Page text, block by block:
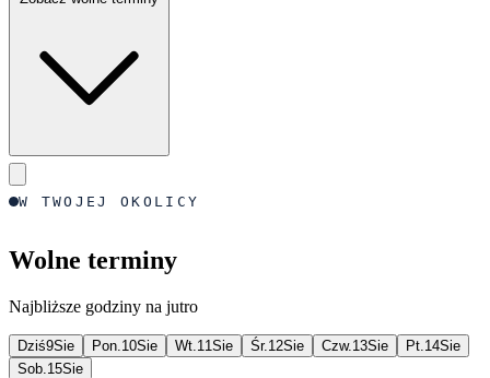
W TWOJEJ OKOLICY
Wolne terminy
Najbliższe godziny na jutro
Dziś9Sie Pon. 10Sie Wt. 11Sie Śr. 12Sie Czw. 13Sie Pt. 14Sie
Sob. 15Sie